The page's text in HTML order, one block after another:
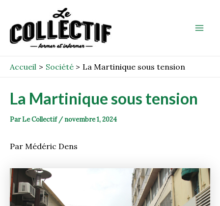
contenu
Accueil Société La Martinique sous tension
La Martinique sous tension
ParLe Collectif / novembre 1, 2024
Par Médéric Dens
navigation